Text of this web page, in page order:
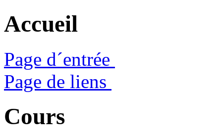
Accueil
Page d´entrée
Page de liens
Cours